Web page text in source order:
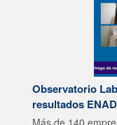
Observatorio
resultados
Más de 140